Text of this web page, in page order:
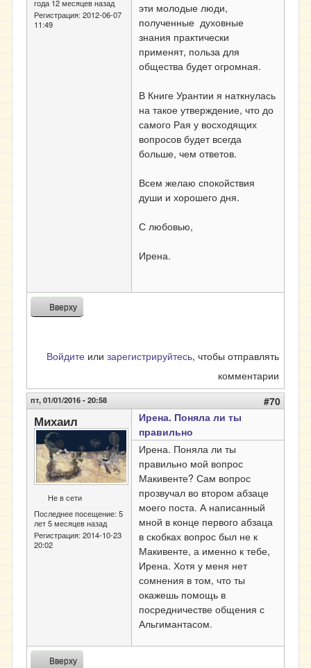
года 12 месяцев назад
Регистрация:2012-06-07
11:49
эти молодые люди,
полученные духовные
знания практически
применят, польза для
общества будет огромная.
В Книге Урантии я наткнулась
на такое утверждение, что до
самого Рая у восходящих
вопросов будет всегда
больше, чем ответов.
Всем желаю спокойствия
души и хорошего дня.
С любовью,
Ирена.
Вверху
Войдите или зарегистрируйтесь, чтобы отправлять
комментарии
пт, 01/01/2016 - 20:58 #70
Михаил
Не в сети
Последнее посещение:5
лет 5 месяцев назад
Регистрация:2014-10-23
20:02
Ирена. Поняла ли ты
правильно
Ирена. Поняла ли ты
правильно мой вопрос
Макивенте? Сам вопрос
прозвучал во втором абзаце
моего поста. А написанный
мной в конце первого абзаца
в скобках вопрос был не к
Макивенте, а именно к тебе,
Ирена. Хотя у меня нет
сомнения в том, что ты
окажешь помощь в
посредничестве общения с
Альгимантасом.
Вверху